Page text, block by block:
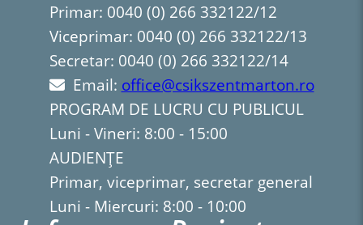
Primar: 0040 (0) 266 332122/12
Viceprimar: 0040 (0) 266 332122/13
Secretar: 0040 (0) 266 332122/14
Email: office@csikszentmarton.ro
PROGRAM DE LUCRU CU PUBLICUL
Luni - Vineri: 8:00 - 15:00
AUDIENȚE
Primar, viceprimar, secretar general
Luni - Miercuri: 8:00 - 10:00